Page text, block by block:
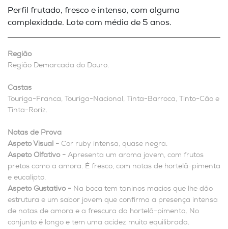
Perfil frutado, fresco e intenso, com alguma
complexidade. Lote com média de 5 anos.
Região
Região Demarcada do Douro.
Castas
Touriga-Franca, Touriga-Nacional, Tinta-Barroca, Tinto-Cão e
Tinta-Roriz.
Notas de Prova
Aspeto Visual - Cor ruby intensa, quase negra.
Aspeto Olfativo - Apresenta um aroma jovem, com frutos
pretos como a amora. É fresco, com notas de hortelã-pimenta
e eucalipto.
Aspeto Gustativo - Na boca tem taninos macios que lhe dão
estrutura e um sabor jovem que confirma a presença intensa
de notas de amora e a frescura da hortelã-pimenta. No
conjunto é longo e tem uma acidez muito equilibrada.